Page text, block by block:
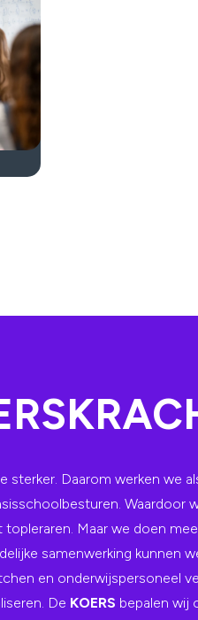
sterker. Daarom werken we
Waardoor
Maar we doen
samenwerking kunnen
en onderwijspersoneel
De KOERS bepalen wij